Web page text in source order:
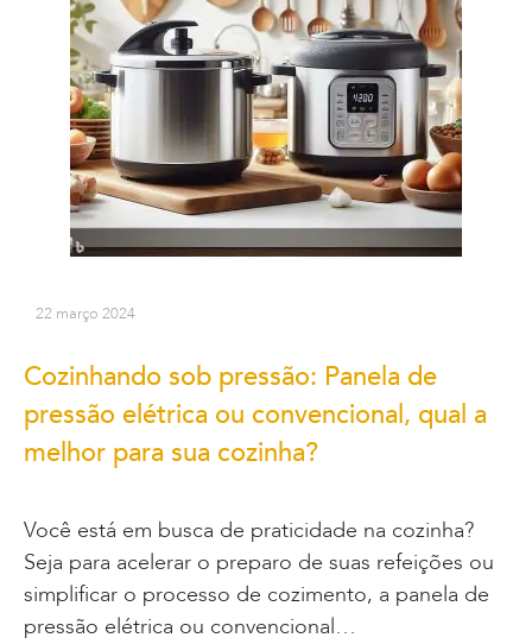
22 março 2024
Cozinhando sob pressão: Panela de
pressão elétrica ou convencional, qual a
melhor para sua cozinha?
Você está em busca de praticidade na cozinha?
Seja para acelerar o preparo de suas refeições ou
simplificar o processo de cozimento, a panela de
pressão elétrica ou convencional…